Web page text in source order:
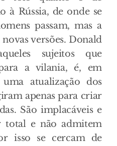
à Rússia, de onde se
passam, mas a
versões. Donald
sujeitos que
a vilania, é, em
atualização dos
apenas para criar
São implacáveis e
total e não admitem
isso se cercam de